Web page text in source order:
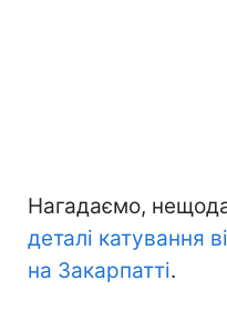
Нагадаємо,
деталі катування
на Закарпатті.